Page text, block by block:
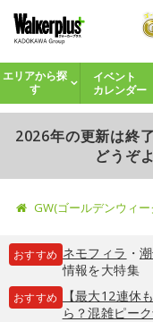
エリアから探
す
イベント
カレンダー
2026年の更新は終
どうぞ
GW(ゴールデンウィー
おすすめ ネモフィラ ・
情報を大特集
おすすめ
【最大12連休
ら？混雑ピー